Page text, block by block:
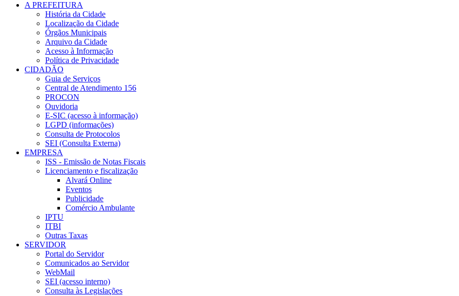
A PREFEITURA
História da Cidade
Localização da Cidade
Órgãos Municipais
Arquivo da Cidade
Acesso à Informação
Política de Privacidade
CIDADÃO
Guia de Serviços
Central de Atendimento 156
PROCON
Ouvidoria
E-SIC (acesso à informação)
LGPD (informações)
Consulta de Protocolos
SEI (Consulta Externa)
EMPRESA
ISS - Emissão de Notas Fiscais
Licenciamento e fiscalização
Alvará Online
Eventos
Publicidade
Comércio Ambulante
IPTU
ITBI
Outras Taxas
SERVIDOR
Portal do Servidor
Comunicados ao Servidor
WebMail
SEI (acesso interno)
Consulta às Legislações